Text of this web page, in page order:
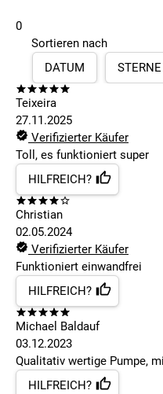
0
Sortieren nach
DATUM
Teixeira
27.11.2025
Verifizierter Käufer
Toll, es funktioniert super
HILFREICH?
Christian
02.05.2024
Verifizierter Käufer
Funktioniert einwandfrei
HILFREICH?
Michael Baldauf
03.12.2023
Qualitativ wertige Pumpe,
HILFREICH?